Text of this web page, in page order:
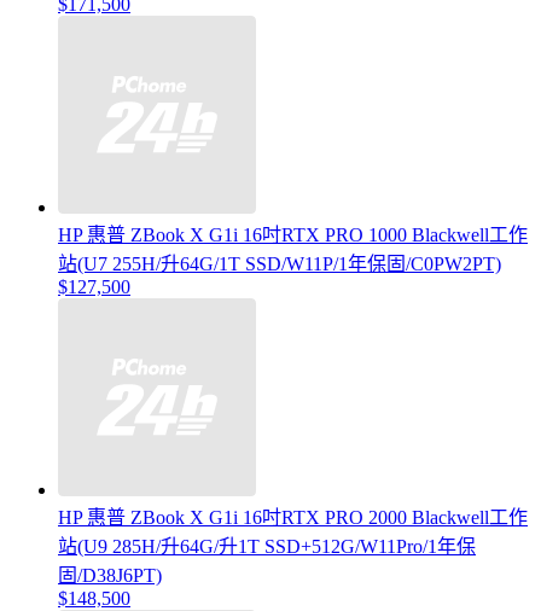
$171,500
HP 惠普 ZBook X G1i 16吋RTX PRO 1000 Blackwell工作
站(U7 255H/升64G/1T SSD/W11P/1年保固/C0PW2PT)
$127,500
HP 惠普 ZBook X G1i 16吋RTX PRO 2000 Blackwell工作
站(U9 285H/升64G/升1T SSD+512G/W11Pro/1年保
固/D38J6PT)
$148,500